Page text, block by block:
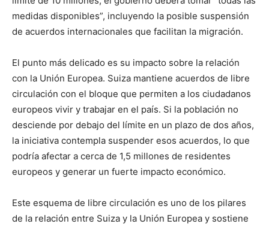
medidas disponibles”, incluyendo la posible suspensión
de acuerdos internacionales que facilitan la migración.
El punto más delicado es su impacto sobre la relación
con la Unión Europea. Suiza mantiene acuerdos de libre
circulación con el bloque que permiten a los ciudadanos
europeos vivir y trabajar en el país. Si la población no
desciende por debajo del límite en un plazo de dos años,
la iniciativa contempla suspender esos acuerdos, lo que
podría afectar a cerca de 1,5 millones de residentes
europeos y generar un fuerte impacto económico.
Este esquema de libre circulación es uno de los pilares
de la relación entre Suiza y la Unión Europea y sostiene